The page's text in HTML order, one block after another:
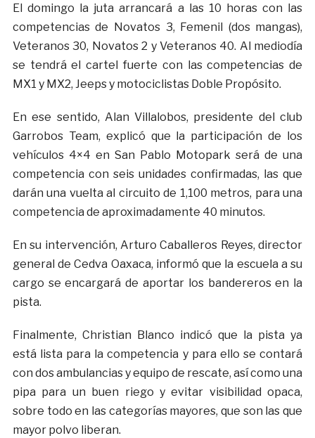
El domingo la juta arrancará a las 10 horas con las
competencias de Novatos 3, Femenil (dos mangas),
Veteranos 30, Novatos 2 y Veteranos 40. Al mediodía
se tendrá el cartel fuerte con las competencias de
MX1 y MX2, Jeeps y motociclistas Doble Propósito.
En ese sentido, Alan Villalobos, presidente del club
Garrobos Team, explicó que la participación de los
vehículos 4×4 en San Pablo Motopark será de una
competencia con seis unidades confirmadas, las que
darán una vuelta al circuito de 1,100 metros, para una
competencia de aproximadamente 40 minutos.
En su intervención, Arturo Caballeros Reyes, director
general de Cedva Oaxaca, informó que la escuela a su
cargo se encargará de aportar los bandereros en la
pista.
Finalmente, Christian Blanco indicó que la pista ya
está lista para la competencia y para ello se contará
con dos ambulancias y equipo de rescate, así como una
pipa para un buen riego y evitar visibilidad opaca,
sobre todo en las categorías mayores, que son las que
mayor polvo liberan.